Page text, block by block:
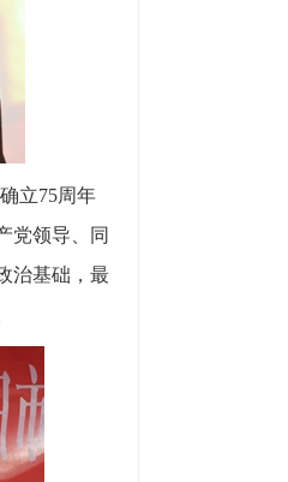
立75周年
党领导、同
治基础，最